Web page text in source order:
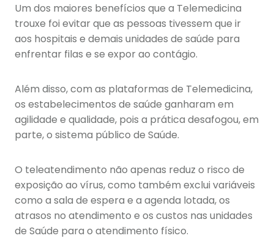
Um dos maiores benefícios que a Telemedicina
trouxe foi evitar que as pessoas tivessem que ir
aos hospitais e demais unidades de saúde para
enfrentar filas e se expor ao contágio.
Além disso, com as plataformas de Telemedicina,
os estabelecimentos de saúde ganharam em
agilidade e qualidade, pois a prática desafogou, em
parte, o sistema público de Saúde.
O teleatendimento não apenas reduz o risco de
exposição ao vírus, como também exclui variáveis
como a sala de espera e a agenda lotada, os
atrasos no atendimento e os custos nas unidades
de Saúde para o atendimento físico.